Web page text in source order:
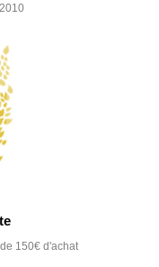
150€ d'achat